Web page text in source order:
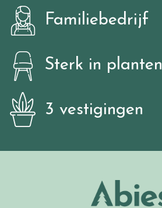
Familiebedrijf
Sterk in planten
3 vestigingen